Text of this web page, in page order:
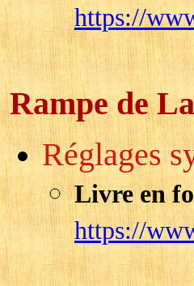
https://
Rampe de
Réglages
Livre en
https://